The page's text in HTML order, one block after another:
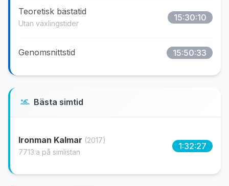
Teoretisk bästatid
Utan växlingstider
15:30:10
Genomsnittstid 15:50:33
Bästa simtid
Ironman Kalmar (2017)
7713:a på simlistan
1:32:27